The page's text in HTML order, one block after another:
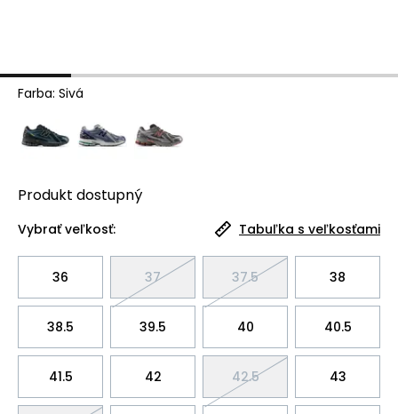
Farba: Sivá
Produkt dostupný
Vybrať veľkosť: Tabuľka s veľkosťami
36 37 37.5 38
38.5 39.5 40 40.5
41.5 42 42.5 43